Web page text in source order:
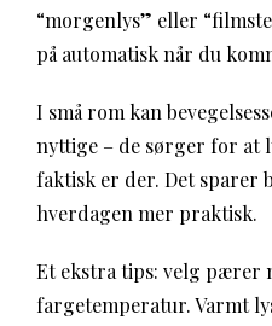
“morgenlys” eller
på automatisk når du
I små rom kan
nyttige – de sørger for at
faktisk er der. Det sparer
hverdagen mer praktisk.
Et ekstra tips: velg pærer
fargetemperatur. Varmt